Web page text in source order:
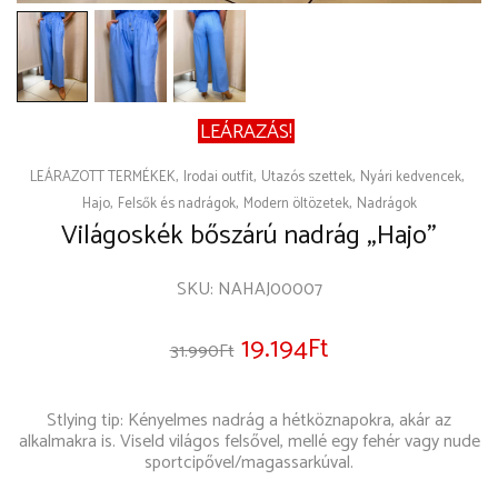
LEÁRAZÁS!
Világoskék bőszárú nadrág „Hajo”
31.990Ft 19.194Ft
SKU: NAHAJ00007
Stlying tip: Kényelmes nadrág a hétköznapokra, akár az
alkalmakra is. Viseld világos felsővel, mellé egy fehér vagy nude
sportcipővel/magassarkúval.
LEÁRAZOTT TERMÉKEK Irodai outfit Utazós szettek Nyári kedvencek
Hajo Felsők és nadrágok Modern öltözetek Nadrágok